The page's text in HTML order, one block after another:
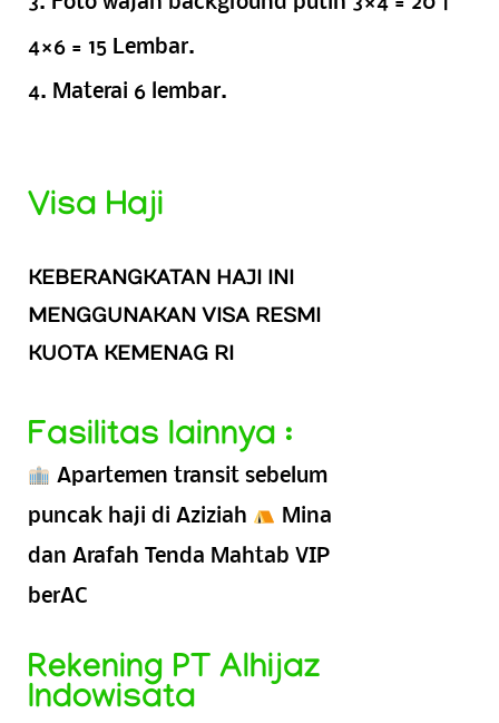
4×6 = 15 Lembar.
4. Materai 6 lembar.
Visa Haji
KEBERANGKATAN HAJI INI
MENGGUNAKAN VISA RESMI
KUOTA KEMENAG RI
Fasilitas lainnya :
Apartemen transit sebelum
puncak haji di Aziziah
Mina
dan Arafah Tenda Mahtab VIP
berAC
Rekening PT Alhijaz
Indowisata